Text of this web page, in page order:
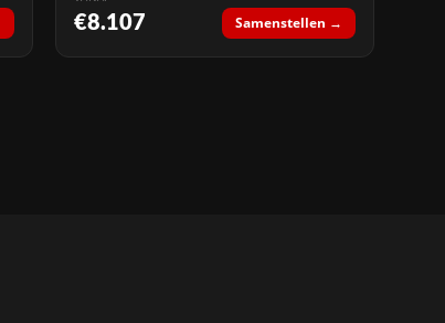
€8.107 Samenstellen →